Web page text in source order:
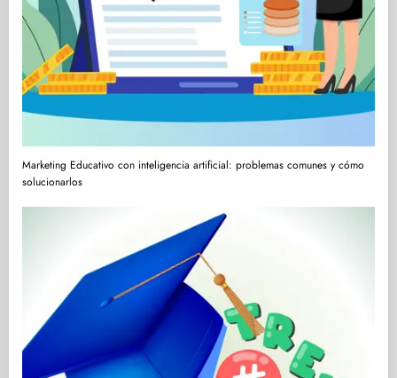
Marketing Educativo con inteligencia artificial: problemas comunes y cómo
solucionarlos